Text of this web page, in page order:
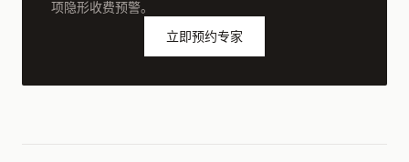
项隐形收费预警。
立即预约专家